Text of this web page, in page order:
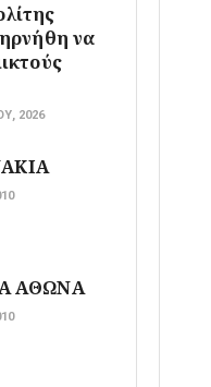
να
2026
ΑΘΩΝΑ